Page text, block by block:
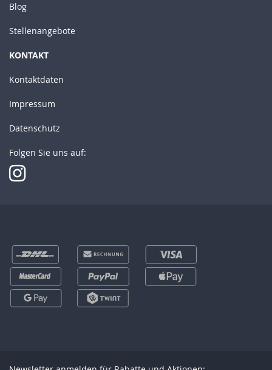
Blog
Stellenangebote
KONTAKT
Kontaktdaten
Impressum
Datenschutz
Folgen Sie uns auf: